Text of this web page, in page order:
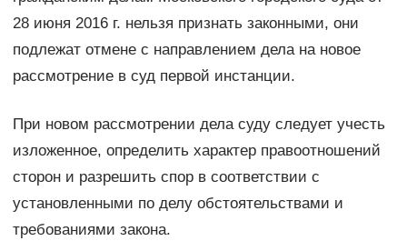
28 июня 2016 г. нельзя признать законными, они
подлежат отмене с направлением дела на новое
рассмотрение в суд первой инстанции.
При новом рассмотрении дела суду следует учесть
изложенное, определить характер правоотношений
сторон и разрешить спор в соответствии с
установленными по делу обстоятельствами и
требованиями закона.